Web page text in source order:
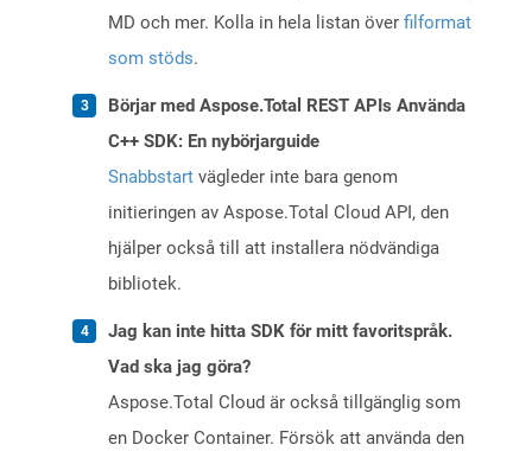
MD och mer. Kolla in hela listan över filformat
som stöds.
Börjar med Aspose.Total REST APIs Använda
C++ SDK: En nybörjarguide
Snabbstart vägleder inte bara genom
initieringen av Aspose.Total Cloud API, den
hjälper också till att installera nödvändiga
bibliotek.
Jag kan inte hitta SDK för mitt favoritspråk.
Vad ska jag göra?
Aspose.Total Cloud är också tillgänglig som
en Docker Container. Försök att använda den